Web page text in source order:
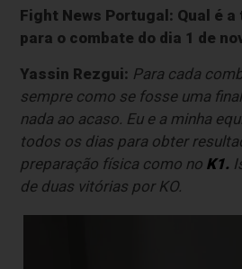
Fight News Portugal: Qual é
para o combate do dia 1 de
Yassin Rezgui: Para cada
sempre como se fosse uma
nada ao acaso. Eu e a minha
todos os dias para obter
preparação física como no K1.
de duas vitórias por KO.